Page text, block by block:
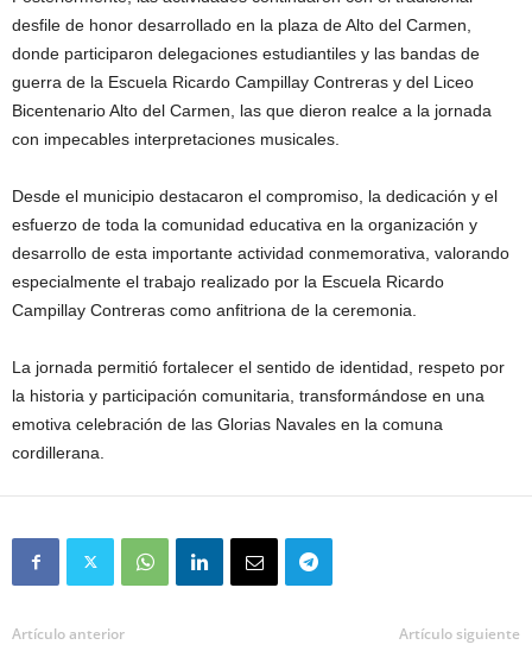
desfile de honor desarrollado en la plaza de Alto del Carmen,
donde participaron delegaciones estudiantiles y las bandas de
guerra de la Escuela Ricardo Campillay Contreras y del Liceo
Bicentenario Alto del Carmen, las que dieron realce a la jornada
con impecables interpretaciones musicales.
Desde el municipio destacaron el compromiso, la dedicación y el
esfuerzo de toda la comunidad educativa en la organización y
desarrollo de esta importante actividad conmemorativa, valorando
especialmente el trabajo realizado por la Escuela Ricardo
Campillay Contreras como anfitriona de la ceremonia.
La jornada permitió fortalecer el sentido de identidad, respeto por
la historia y participación comunitaria, transformándose en una
emotiva celebración de las Glorias Navales en la comuna
cordillerana.
Artículo anterior Artículo siguiente